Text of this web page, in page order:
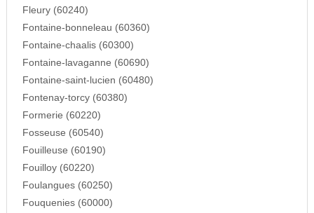
Fleury (60240)
Fontaine-bonneleau (60360)
Fontaine-chaalis (60300)
Fontaine-lavaganne (60690)
Fontaine-saint-lucien (60480)
Fontenay-torcy (60380)
Formerie (60220)
Fosseuse (60540)
Fouilleuse (60190)
Fouilloy (60220)
Foulangues (60250)
Fouquenies (60000)